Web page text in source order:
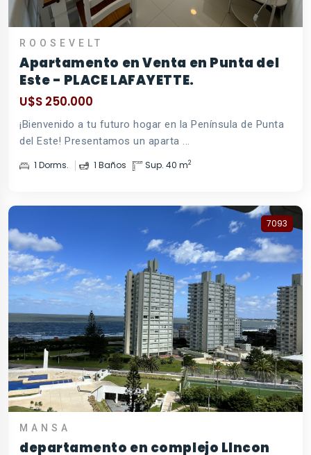
ROOSEVELT
Apartamento en Venta en Punta del
Este - PLACE LAFAYETTE.
U$S 250.000
¡Bienvenido a tu futuro hogar en la Península de Punta
del Este! Presentamos un aparta ...
1 Dorms. 1 Baños Sup. 40 m2
7093
MANSA
departamento en complejo LIncon